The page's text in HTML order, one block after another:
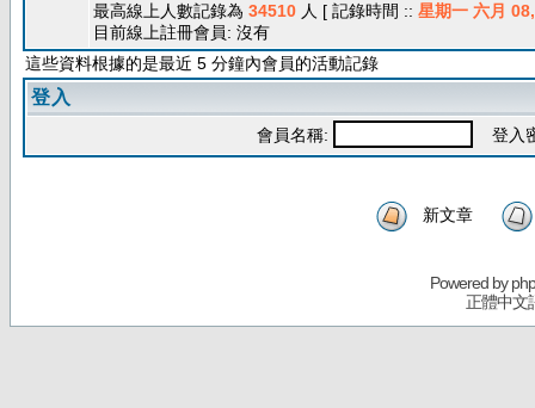
最高線上人數記錄為 34510 人 [ 記錄時間 :: 星期一 六月
目前線上註冊會員: 沒有
這些資料根據的是最近 5 分鐘內會員的活動記錄
登入
會員名稱: 登入
新文章
Powered by
正體中文